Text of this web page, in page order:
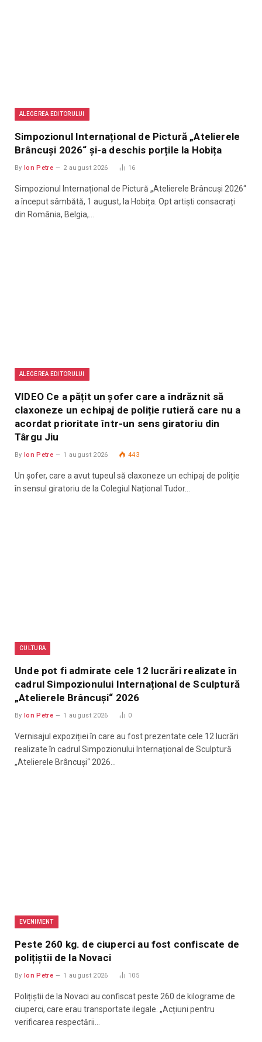
ALEGEREA EDITORULUI
Simpozionul Internațional de Pictură „Atelierele
Brâncuși 2026“ și-a deschis porțile la Hobița
By Ion Petre 2 august 2026 16
Simpozionul Internațional de Pictură „Atelierele Brâncuși 2026“
a început sâmbătă, 1 august, la Hobița. Opt artiști consacrați
din România, Belgia,…
ALEGEREA EDITORULUI
VIDEO Ce a pățit un șofer care a îndrăznit să
claxoneze un echipaj de poliție rutieră care nu a
acordat prioritate într-un sens giratoriu din
Târgu Jiu
By Ion Petre 1 august 2026 443
Un șofer, care a avut tupeul să claxoneze un echipaj de poliție
în sensul giratoriu de la Colegiul Național Tudor…
CULTURA
Unde pot fi admirate cele 12 lucrări realizate în
cadrul Simpozionului Internațional de Sculptură
„Atelierele Brâncuși“ 2026
By Ion Petre 1 august 2026 0
Vernisajul expoziției în care au fost prezentate cele 12 lucrări
realizate în cadrul Simpozionului Internațional de Sculptură
„Atelierele Brâncuși“ 2026…
EVENIMENT
Peste 260 kg. de ciuperci au fost confiscate de
polițiștii de la Novaci
By Ion Petre 1 august 2026 105
Polițiștii de la Novaci au confiscat peste 260 de kilograme de
ciuperci, care erau transportate ilegale. „Acțiuni pentru
verificarea respectării…